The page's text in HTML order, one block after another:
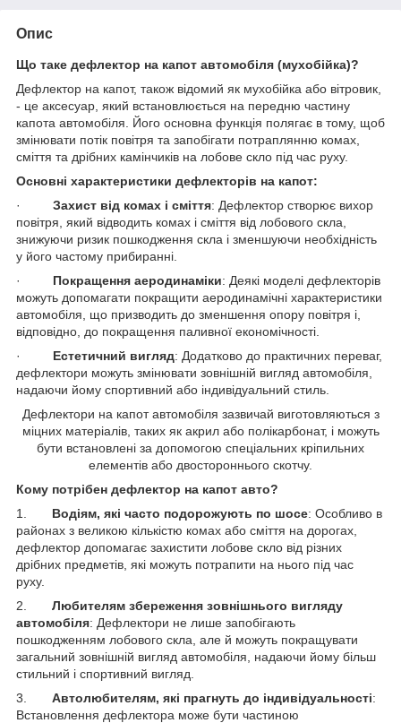
Опис
Що таке дефлектор на капот автомобіля (мухобійка)?
Дефлектор на капот, також відомий як мухобійка або вітровик,
- це аксесуар, який встановлюється на передню частину
капота автомобіля. Його основна функція полягає в тому, щоб
змінювати потік повітря та запобігати потраплянню комах,
сміття та дрібних камінчиків на лобове скло під час руху.
Основні характеристики дефлекторів на капот:
· Захист від комах і сміття: Дефлектор створює вихор
повітря, який відводить комах і сміття від лобового скла,
знижуючи ризик пошкодження скла і зменшуючи необхідність
у його частому прибиранні.
· Покращення аеродинаміки: Деякі моделі дефлекторів
можуть допомагати покращити аеродинамічні характеристики
автомобіля, що призводить до зменшення опору повітря і,
відповідно, до покращення паливної економічності.
· Естетичний вигляд: Додатково до практичних переваг,
дефлектори можуть змінювати зовнішній вигляд автомобіля,
надаючи йому спортивний або індивідуальний стиль.
Дефлектори на капот автомобіля зазвичай виготовляються з
міцних матеріалів, таких як акрил або полікарбонат, і можуть
бути встановлені за допомогою спеціальних кріпильних
елементів або двостороннього скотчу.
Кому потрібен дефлектор на капот авто?
1. Водіям, які часто подорожують по шосе: Особливо в
районах з великою кількістю комах або сміття на дорогах,
дефлектор допомагає захистити лобове скло від різних
дрібних предметів, які можуть потрапити на нього під час
руху.
2. Любителям збереження зовнішнього вигляду
автомобіля: Дефлектори не лише запобігають
пошкодженням лобового скла, але й можуть покращувати
загальний зовнішній вигляд автомобіля, надаючи йому більш
стильний і спортивний вигляд.
3. Автолюбителям, які прагнуть до індивідуальності:
Встановлення дефлектора може бути частиною